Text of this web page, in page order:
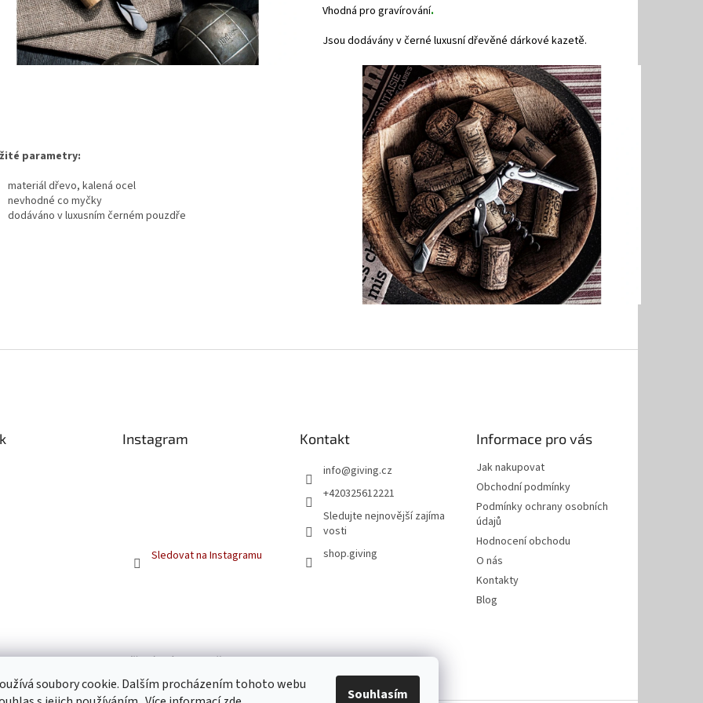
soubory cookie. Dalším procházením tohoto webu
Souhlasím
Vhodná pro gravírování.
Jsou dodávány v černé luxusní dřevěné dárkové kazetě.
parametry:
materiál dřevo, kalená ocel
nevhodné co myčky
dodáváno v luxusním černém pouzdře
Instagram
Sledovat na Instagramu
Kontakt
info@giving.cz
+420325612221
Sledujte nejnovější zajíma
vosti
shop.giving
Informace pro vás
Jak nakupovat
Obchodní podmínky
Podmínky ochrany osobních
údajů
Hodnocení obchodu
O nás
Kontakty
Blog
Kamnářství Székely Poděbrady